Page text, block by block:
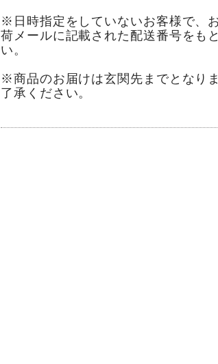
※日時指定をしていないお客様で、
荷メールに記載された配送番号をも
い。
※商品のお届けは玄関先までとなり
了承ください。